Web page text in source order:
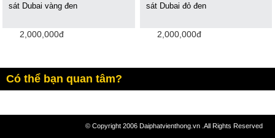
sát Dubai vàng đen
2,000,000đ
sát Dubai đỏ đen
2,000,000đ
Có thể bạn quan tâm?
© Copyright 2006 Daiphatvienthong.vn .All Rights Reserved